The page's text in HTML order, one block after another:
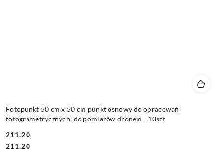
Fotopunkt 50 cm x 50 cm punkt osnowy do opracowań
fotogrametrycznych, do pomiarów dronem - 10szt
Cena:
211.20
Cena:
211.20